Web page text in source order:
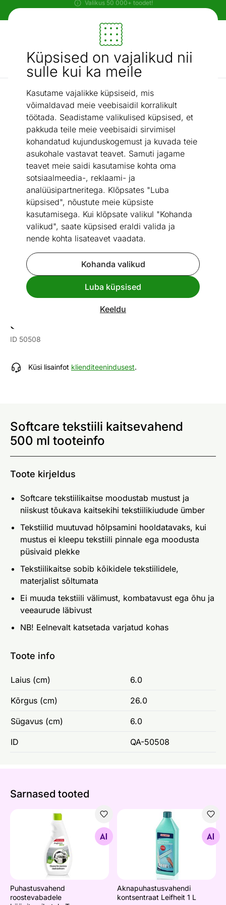
Küpsised on vajalikud nii
sulle kui ka meile
Kasutame vajalikke küpsiseid, mis
võimaldavad meie veebisaidil korralikult
töötada. Seadistame valikulised küpsised, et
pakkuda teile meie veebisaidi sirvimisel
kohandatud kujunduskogemust ja kuvada teie
asukohale vastavat teavet. Samuti jagame
teavet meie saidi kasutamise kohta oma
sotsiaalmeedia-, reklaami- ja
analüüsipartneritega. Klõpsates "Luba
küpsised", nõustute meie küpsiste
kasutamisega. Kui klõpsate valikul "Kohanda
valikud", saate küpsised eraldi valida ja
nende kohta lisateavet vaadata.
Kohanda valikud
Luba küpsised
Keeldu
Mööbel ja sisustus - ON24
Otsi...
AI otsing
Diivanite hooldusvahendid
/ Softcare tekstiili kaitsevahend 500 ml
Softcare tekstiili kaitsevahend
500 ml
ID 50508
Küsi lisainfot klienditeenindusest.
Softcare tekstiili kaitsevahend
500 ml tooteinfo
Toote kirjeldus
Softcare tekstiilikaitse moodustab mustust ja
niiskust tõukava kaitsekihi tekstiilikiudude ümber
Tekstiilid muutuvad hõlpsamini hooldatavaks, kui
mustus ei kleepu tekstiili pinnale ega moodusta
püsivaid plekke
Tekstiilikaitse sobib kõikidele tekstiilidele,
materjalist sõltumata
Ei muuda tekstiili välimust, kombatavust ega õhu ja
veeaurude läbivust
NB! Eelnevalt katsetada varjatud kohas
Toote info
Laius (cm) 6.0
Kõrgus (cm) 26.0
Sügavus (cm) 6.0
ID QA-50508
Sarnased tooted
Puhastusvahend roostevabadele köögitarvikutele
Otsi sarnaseid
Puhastusvahend
roostevabadele
Aknapuhastusvahendi
Otsi sarnaseid
Aknapuhastusvahendi
kontsentraat Leifheit 1 L